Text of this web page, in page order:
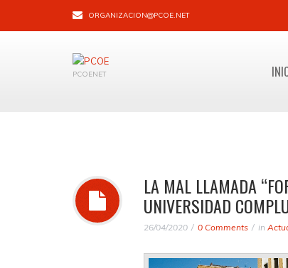
ORGANIZACION@PCOE.NET
PCOENET
LA MAL LLAMADA
UNIVERSIDAD
26/04/2020 0 Comments in